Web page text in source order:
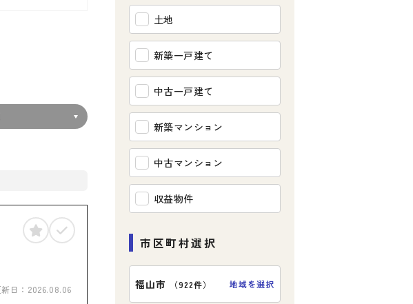
日： 2026.08.06
土地
新築一戸建て
中古一戸建て
新築マンション
中古マンション
収益物件
市区町村選択
福山市 （922件） 地域を選択